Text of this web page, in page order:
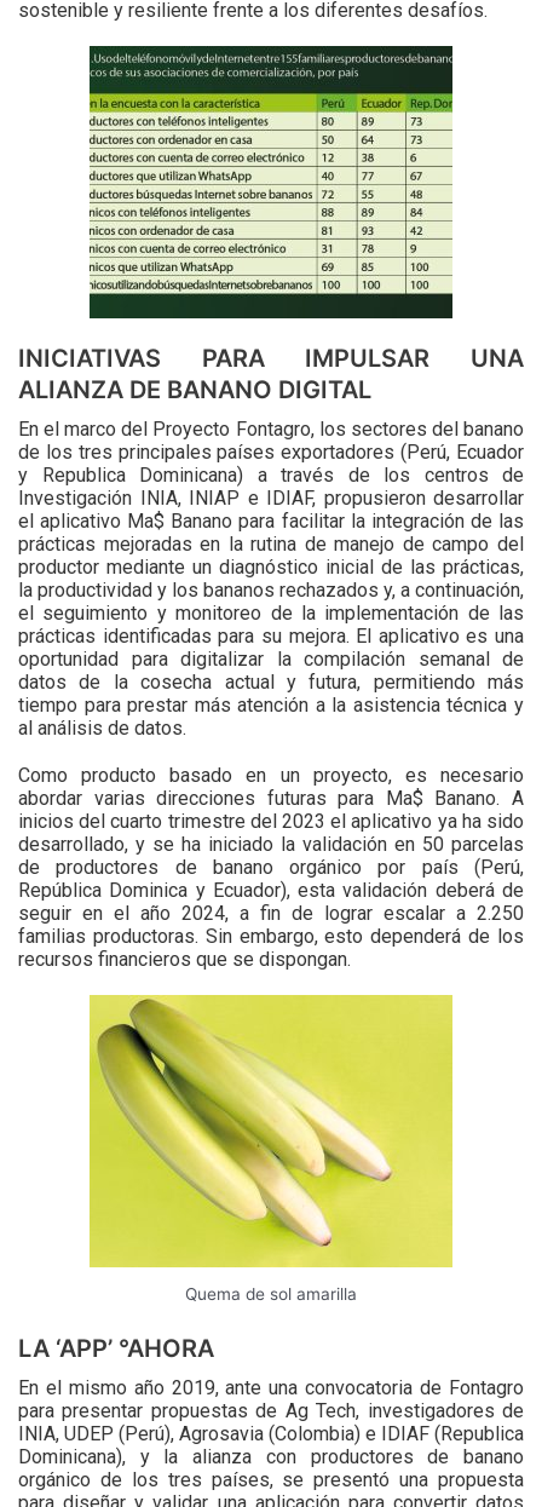
sostenible y resiliente frente a los diferentes desafíos.
INICIATIVAS PARA IMPULSAR UNA
ALIANZA DE BANANO DIGITAL
En el marco del Proyecto Fontagro, los sectores del banano
de los tres principales países exportadores (Perú, Ecuador
y Republica Dominicana) a través de los centros de
Investigación INIA, INIAP e IDIAF, propusieron desarrollar
el aplicativo Ma$ Banano para facilitar la integración de las
prácticas mejoradas en la rutina de manejo de campo del
productor mediante un diagnóstico inicial de las prácticas,
la productividad y los bananos rechazados y, a continuación,
el seguimiento y monitoreo de la implementación de las
prácticas identificadas para su mejora. El aplicativo es una
oportunidad para digitalizar la compilación semanal de
datos de la cosecha actual y futura, permitiendo más
tiempo para prestar más atención a la asistencia técnica y
al análisis de datos.
Como producto basado en un proyecto, es necesario
abordar varias direcciones futuras para Ma$ Banano. A
inicios del cuarto trimestre del 2023 el aplicativo ya ha sido
desarrollado, y se ha iniciado la validación en 50 parcelas
de productores de banano orgánico por país (Perú,
República Dominica y Ecuador), esta validación deberá de
seguir en el año 2024, a fin de lograr escalar a 2.250
familias productoras. Sin embargo, esto dependerá de los
recursos financieros que se dispongan.
Quema de sol amarilla
LA ‘APP’ °AHORA
En el mismo año 2019, ante una convocatoria de Fontagro
para presentar propuestas de Ag Tech, investigadores de
INIA, UDEP (Perú), Agrosavia (Colombia) e IDIAF (Republica
Dominicana), y la alianza con productores de banano
orgánico de los tres países, se presentó una propuesta
para diseñar y validar una aplicación para convertir datos